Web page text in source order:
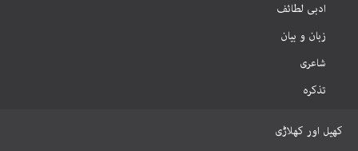
ادبی لطائف
زبان و بیان
شاعری
تذکرہ
کھیل اور کھلاڑی